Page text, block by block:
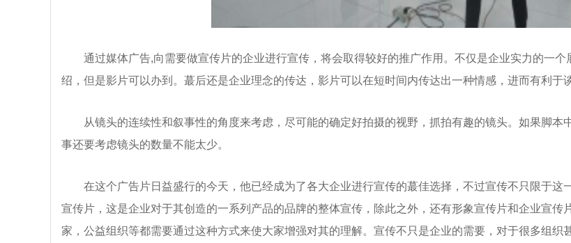
通过媒体广告,向需要做宣传片的企业进行宣传，将会取得较好的推广作用。不仅是企业实力的一个
绍，但是影片可以办到。蕞后还是企业理念的传达，影片可以在短时间内传达出一种情感，进而有利于
从镜头的连续性和叙事性的角度来考虑，尽可能的确定好拍摄的视野，抓拍有趣的镜头。如果脚本
事还要考虑镜头的数量不能太少。
在这个广告片日益盛行的今天，他已经成为了各大企业进行宣传的蕞佳选择，不过宣传不只限于这
宣传片，这是企业对于其创造的一系列产品的品牌的整体宣传，除此之外，还有形象宣传片和企业宣
家，公益组织等都需要通过这种方式来使大家增强对其的理解。宣传不只是企业的需要，对于很多组织